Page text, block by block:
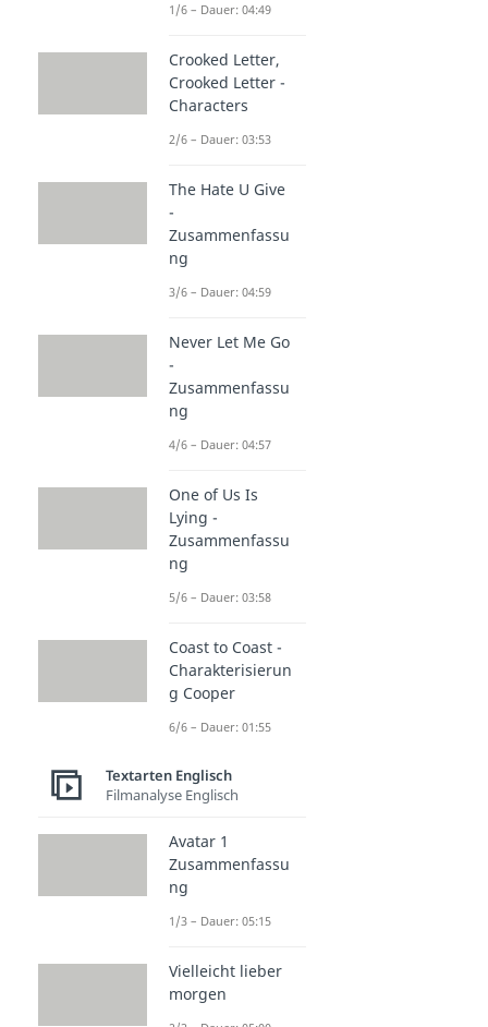
1/6 – Dauer: 04:49
Crooked Letter,
Crooked Letter -
Characters
2/6 – Dauer: 03:53
The Hate U Give
-
Zusammenfassu
ng
3/6 – Dauer: 04:59
Never Let Me Go
-
Zusammenfassu
ng
4/6 – Dauer: 04:57
One of Us Is
Lying -
Zusammenfassu
ng
5/6 – Dauer: 03:58
Coast to Coast -
Charakterisierun
g Cooper
6/6 – Dauer: 01:55
Textarten Englisch
Filmanalyse Englisch
Avatar 1
Zusammenfassu
ng
1/3 – Dauer: 05:15
Vielleicht lieber
morgen